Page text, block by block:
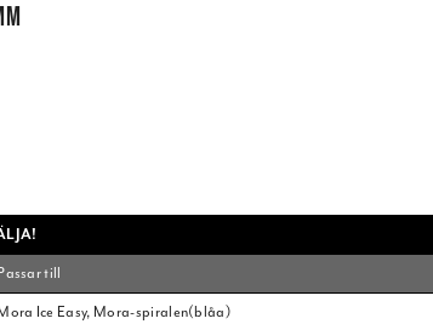
till
Ice Easy, Mora-spiralen(blåa)